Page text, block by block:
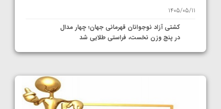
1405/05/11
کشتی آزاد نوجوانان قهرمانی جهان؛ چهار مدال
در پنج وزن نخست، فراستی طلایی شد
1405/05/11